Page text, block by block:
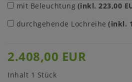
mit Beleuchtung (inkl. 223,00
durchgehende Lochreihe (inkl.
2.408,00 EUR
Inhalt 1 Stück